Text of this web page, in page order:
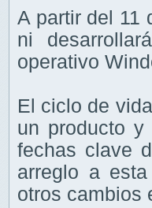
A partir del 11
ni
operativo
El ciclo de
un producto y
fechas clave
arreglo a
otros cambios